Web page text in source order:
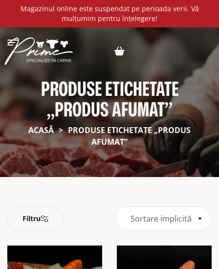
Magazinul online este suspendat pe perioada verii. Vă
mulțumim pentru înțelegere!
PRODUSE ETICHETATE
„PRODUS AFUMAT”
ACASĂ > PRODUSE ETICHETATE „PRODUS
AFUMAT”
Filtru Sortare implicită